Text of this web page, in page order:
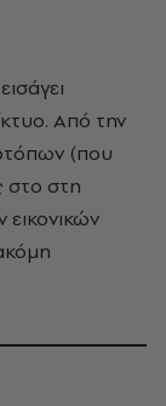
Από την
(που
στο στη